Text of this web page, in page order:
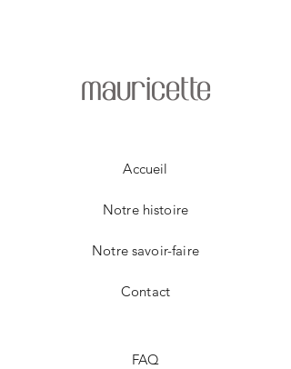
mauricette
Accueil
Notre histoire
Notre savoir-faire
Contact
FAQ